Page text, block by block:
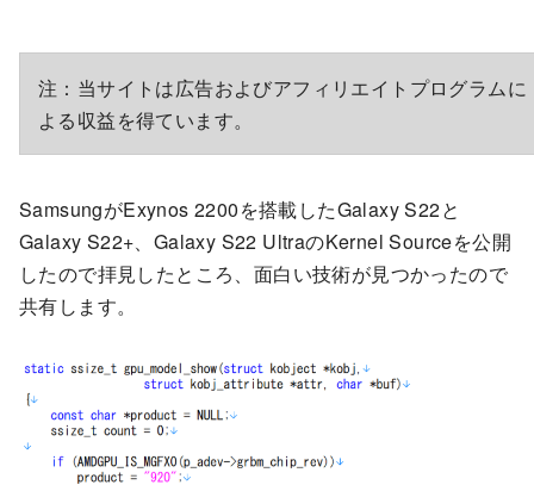
注：当サイトは広告およびアフィリエイトプログラムに
よる収益を得ています。
SamsungがExynos 2200を搭載したGalaxy S22と
Galaxy S22+、Galaxy S22 UltraのKernel Sourceを公開
したので拝見したところ、面白い技術が見つかったので
共有します。